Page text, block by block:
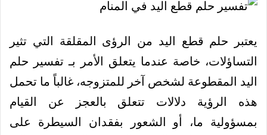
يعتبر حلم قطع اليد من الرؤى المقلقة التي تثير
التساؤلات، خاصة عندما يتعلق الأمر بـ تفسير حلم
اليد المقطوعة لشخص آخر للمتزوجه، غالباً ما تحمل
هذه الرؤية دلالات تتعلق بالعجز عن القيام
بمسؤولية ما، أو الشعور بفقدان السيطرة على